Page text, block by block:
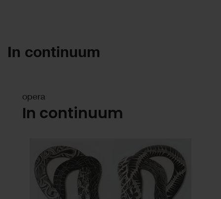
In continuum
opera
In continuum